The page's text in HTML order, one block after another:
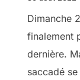
Dimanche
finalement
dernière.
saccadé